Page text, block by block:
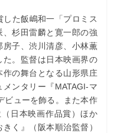
た飯嶋和一「プロミス
、杉田雷麟と寛一郎の強
子、渋川清彦、小林薫
。監督は日本映画界の
の舞台となる山形県庄
ンタリー『MATAGI-マ
ビューを飾る。また本作
日本映画作品賞）ほか
く』（阪本順治監督）